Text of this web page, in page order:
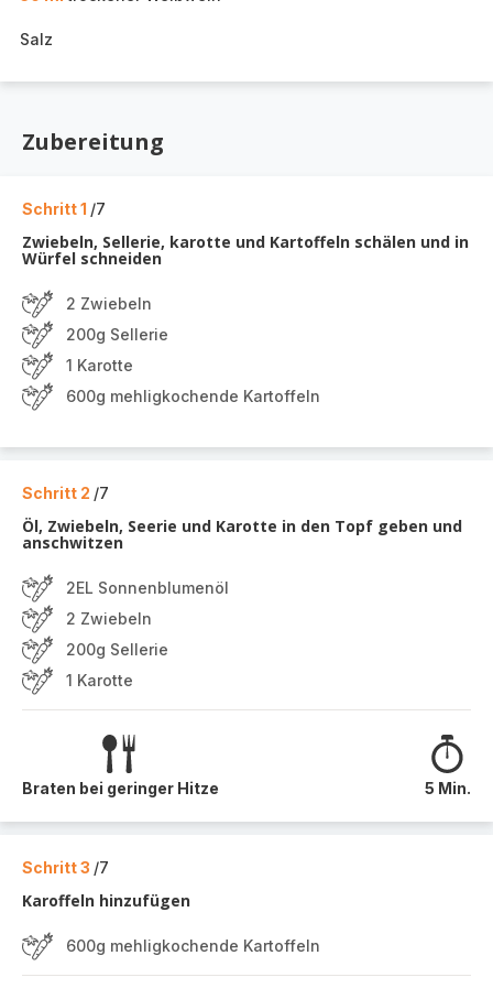
Salz
Zubereitung
Schritt 1 /7
Zwiebeln, Sellerie, karotte und Kartoffeln schälen und in
Würfel schneiden
2 Zwiebeln
200g Sellerie
1 Karotte
600g mehligkochende Kartoffeln
Schritt 2 /7
Öl, Zwiebeln, Seerie und Karotte in den Topf geben und
anschwitzen
2EL Sonnenblumenöl
2 Zwiebeln
200g Sellerie
1 Karotte
Braten bei geringer Hitze 5 Min.
Schritt 3 /7
Karoffeln hinzufügen
600g mehligkochende Kartoffeln